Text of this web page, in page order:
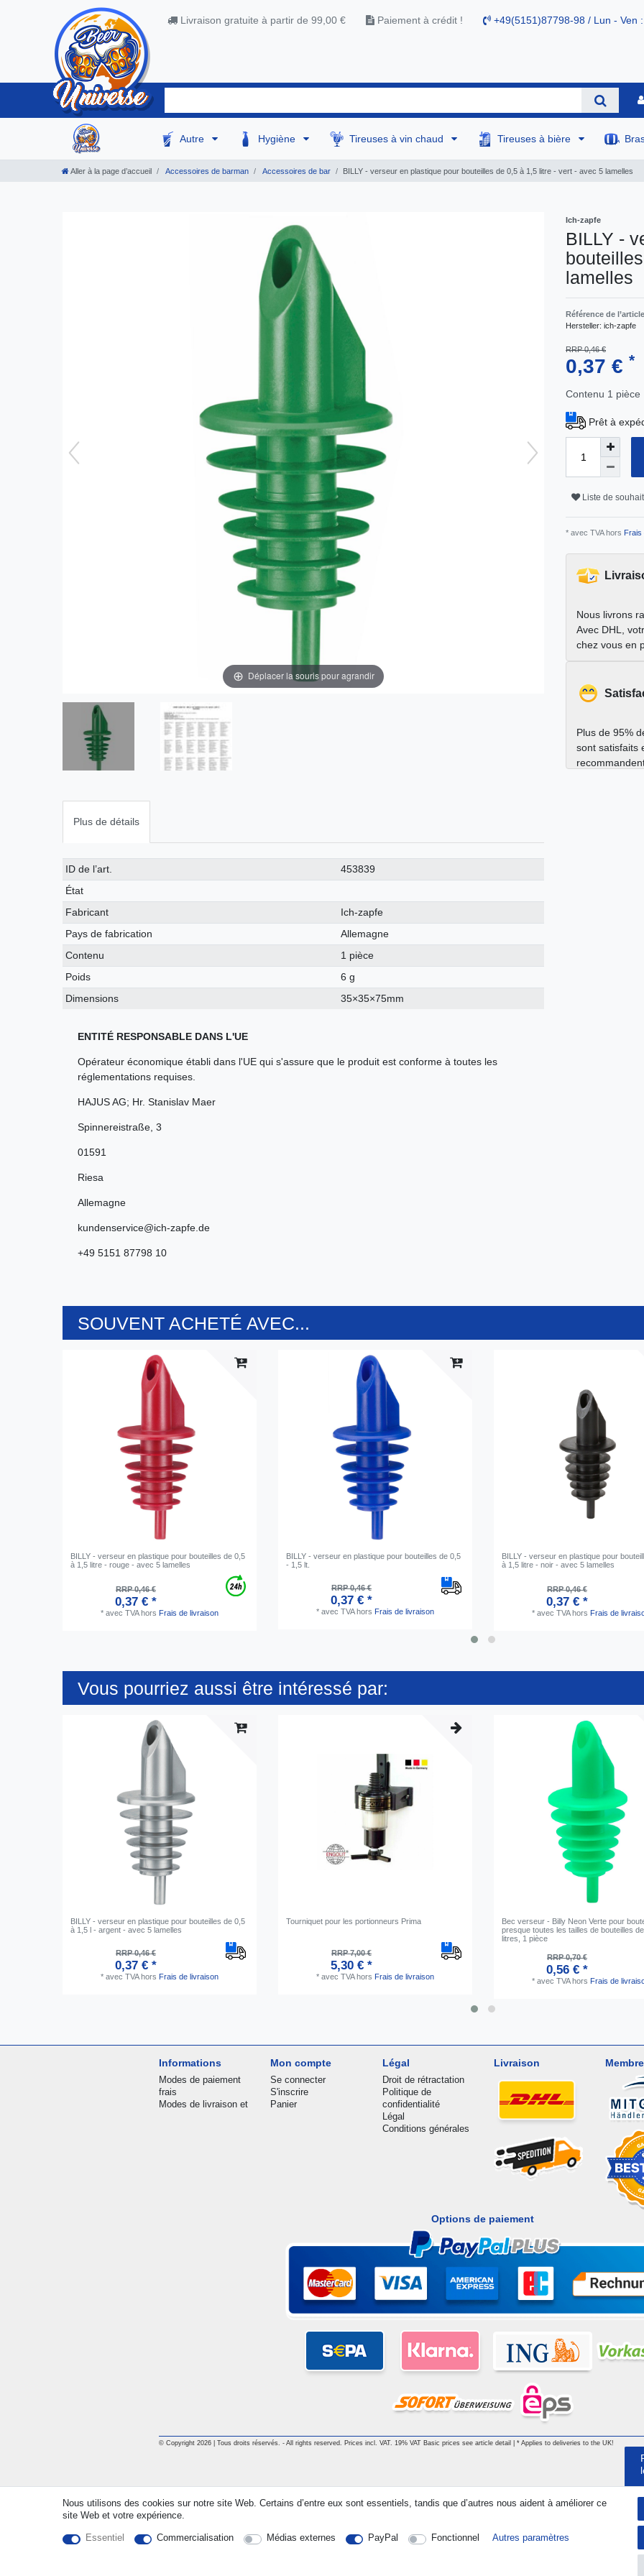
Livraison gratuite à partir de 99,00 € Paiement à crédit ! +49(5151)87798-98 / Lun - Ven
Autre Hygiène Tireuses à vin chaud Tireuses à bière
Aller à la page d’accueil Accessoires de barman Accessoires de bar BILLY - verseur en plastique pour bouteilles de 0,5 à 1,5 litre - vert - avec 5 lamelles
Déplacer la souris pour agrandir
Plus de détails
Caractéristique
technique
Valeur
ID de l’art.
453839
État
Fabricant
Ich-zapfe
Pays de fabrication
Allemagne
Contenu
1 pièce
Poids
6 g
Dimensions
35×35×75mm
ENTITÉ RESPONSABLE DANS L'UE
Opérateur économique établi dans l'UE qui s'assure que le produit est conforme à toutes les
réglementations requises.
HAJUS AG; Hr. Stanislav Maer
Spinnereistraße 3
01591
Riesa
Allemagne
kundenservice@ich-zapfe.de
+49 5151 87798 10
Ich-zapfe
BILLY -
lamelles
Référence de l’article
Hersteller: ich-zapfe
RRP 0,46 €
0,37 € *
Contenu 1 pièce
Prêt à
Liste de
* avec TVA hors Frais
Nous livrons
Avec DHL,
chez vous en
Plus de 95%
sont satisfaits
SOUVENT ACHETÉ AVEC...
BILLY - verseur en plastique pour bouteilles de 0,5
à 1,5 litre - rouge - avec 5 lamelles
RRP 0,46 €
0,37 € *
* avec TVAhors Frais de livraison
BILLY - verseur en plastique pour bouteilles de 0,5
- 1,5 lt.
RRP 0,46 €
0,37 € *
* avec TVAhors Frais de livraison
BILLY - verseur en plastique pour
à 1,5 litre - noir - avec 5 lamelles
RRP 0,46 €
0,37 € *
* avec TVAhors Frais de
Vous pourriez aussi être intéressé par:
BILLY - verseur en plastique pour bouteilles de 0,5
à 1,5 l - argent - avec 5 lamelles
RRP 0,46 €
0,37 € *
* avec TVAhors Frais de livraison
Tourniquet pour les portionneurs Prima
RRP 7,00 €
5,30 € *
* avec TVAhors Frais de livraison
Bec verseur - Billy Neon Verte pour
presque toutes les tailles de bouteilles
litres, 1 pièce
RRP 0,70 €
0,56 € *
* avec TVAhors Frais de
Informations
Modes de paiement
frais
Modes de livraison et
Mon compte
Se connecter
S'inscrire
Panier
Légal
Droit de rétractation
Politique de
confidentialité
Légal
Conditions générales
Livraison
Options de paiement
© Copyright 2026 | Tous droits réservés. - All rights reserved. Prices incl. VAT. 19% VAT Basic prices see article detail | * Applies to deliveries to the UK!
Nous utilisons des cookies sur notre site Web. Certains d’entre eux sont essentiels, tandis que d’autres nous aident à améliorer ce
site Web et votre expérience.
Essentiel Commercialisation Médias externes PayPal Fonctionnel Autres paramètres